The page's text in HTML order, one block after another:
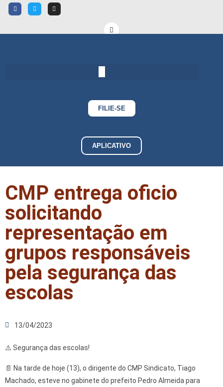
FILIE-SE
APLICATIVO
CMP entrega oficio
solicitando
representação em
grupos responsáveis
pela segurança das
escolas
13/04/2023
⚠️ Segurança das escolas!
📄 Na tarde de hoje (13), o dirigente do CMP Sindicato, Tiago
Machado, esteve no gabinete do prefeito Pedro Almeida para